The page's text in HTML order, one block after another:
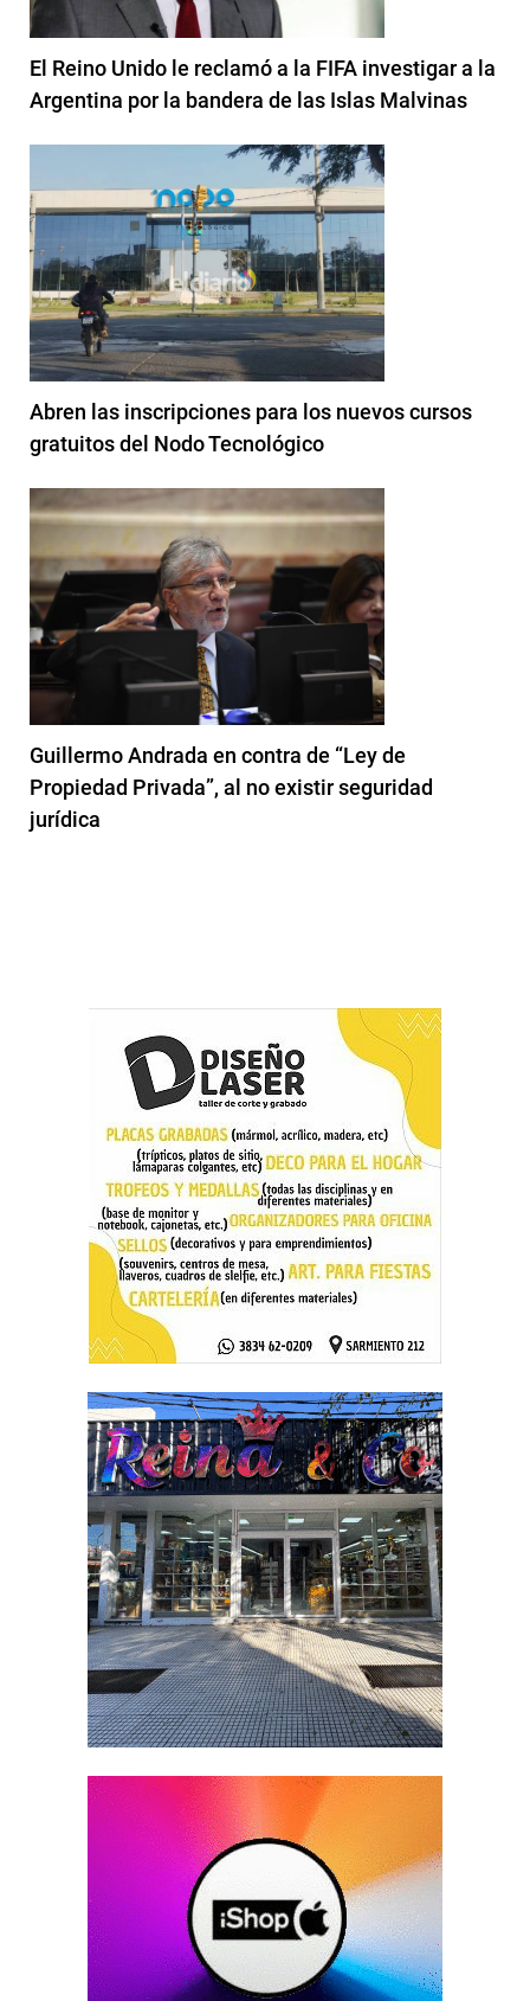
El Reino Unido le reclamó a la FIFA investigar a la
Argentina por la bandera de las Islas Malvinas
Abren las inscripciones para los nuevos cursos
gratuitos del Nodo Tecnológico
Guillermo Andrada en contra de “Ley de
Propiedad Privada”, al no existir seguridad
jurídica